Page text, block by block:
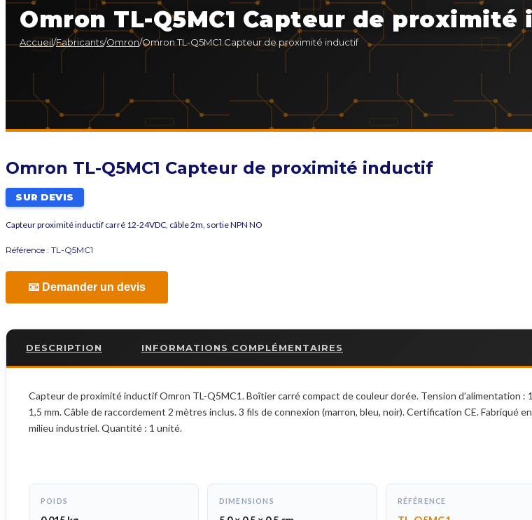
Omron TL-Q5MC1 Capteur de
Accueil/Fabricants/Omron/Omron TL-Q5MC1 Capteur de proximité inductif
Omron TL-Q5MC1 Capteur de proximité inductif
SUR DEVIS
Capteur proximité inductif carré 12-24VDC, câble 2m, sortie NPN NO
Référence : TL-Q5MC1
📧 Demander un devis
DESCRIPTION INFORMATIONS COMPLÉMENTAIRES
Capteur de proximité inductif Omron TL-Q5MC1. Boîtier carré compact de couleur dorée. Tension d’alimentation
1,5 mm. Câble de raccordement 2 mètres inclus. 3 fils de connexion (marron, bleu, noir). Certification CE.
milieu industriel. Quantité : 1 unité.
POIDS DIMENSIONS RÉFÉRENCE